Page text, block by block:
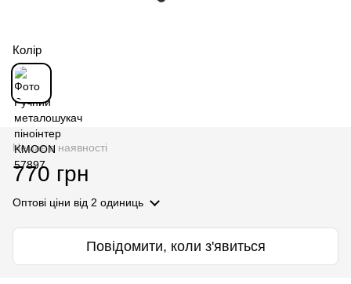
Колір
Немає в наявності
770 грн
Оптові ціни від 2 одиниць
Повідомити, коли з'явиться